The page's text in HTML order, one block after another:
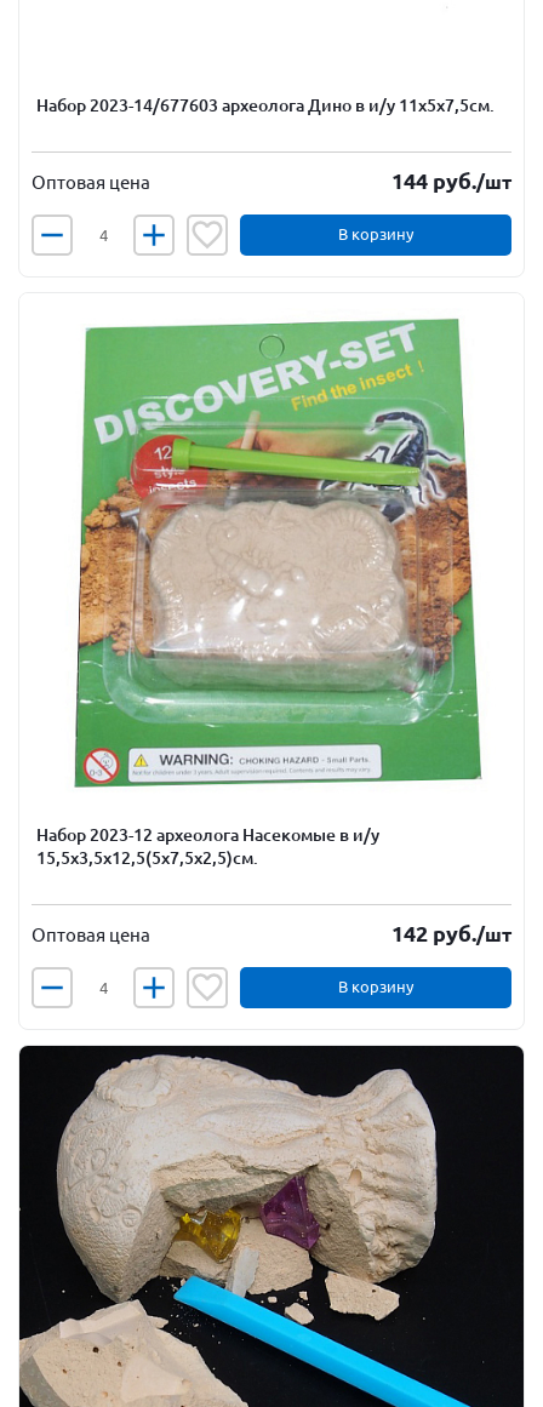
Набор 2023-14/677603 археолога Дино в и/у 11х5х7,5см.
Оптовая цена 144 руб./шт
В корзину
Набор 2023-12 археолога Насекомые в и/у
15,5х3,5х12,5(5х7,5х2,5)см.
Оптовая цена 142 руб./шт
В корзину